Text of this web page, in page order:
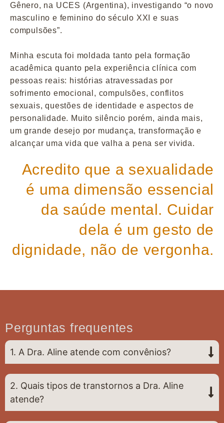
Gênero, na UCES (Argentina), investigando “o novo
masculino e feminino do século XXI e suas
compulsões”.
Minha escuta foi moldada tanto pela formação
acadêmica quanto pela experiência clínica com
pessoas reais: histórias atravessadas por
sofrimento emocional, compulsões, conflitos
sexuais, questões de identidade e aspectos de
personalidade. Muito silêncio porém, ainda mais,
um grande desejo por mudança, transformação e
alcançar uma vida que valha a pena ser vivida.
Acredito que a sexualidade
é uma dimensão essencial
da saúde mental. Cuidar
dela é um gesto de
dignidade, não de vergonha.
Perguntas frequentes
1. A Dra. Aline atende com convênios?
2. Quais tipos de transtornos a Dra. Aline
atende?